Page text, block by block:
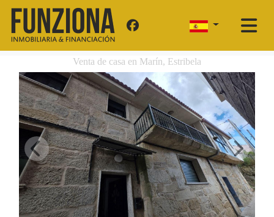
Venta de casa en Marín, Estribela